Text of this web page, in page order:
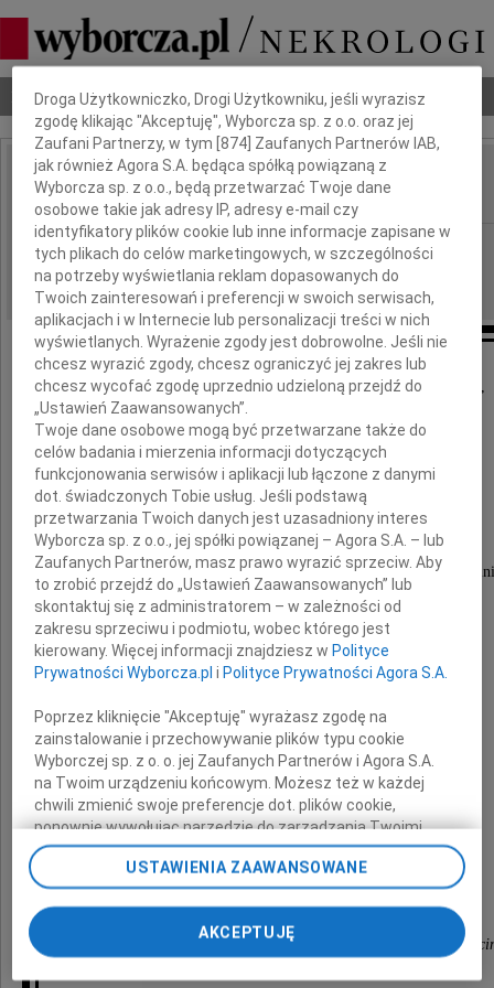
Nekrologi Odeszli Poradnik pogrzebowy
IMIĘ I NAZWISKO: Zbigniew Perec
REGION: Szczecin
DATA EMISJI: 03.10.2014
Z wielkim smutkiem przyjęliśmy wiadomość,
Zbigniew Perec
były Wojewódzki Lekarz Weterynarii w
Rodzinie i Bliskim
wyrazy szczerego współczucia
składają
Zachodniopomorski Wojewódzki Lekarz
Weterynarii w Szczecinie
Wojewódzkiego Inspektoratu Weterynarii w
Dbamy o Twoją prywatność
Droga Użytkowniczko, Drogi Użytkowniku, jeśli wyrazisz
zgodę klikając "Akceptuję", Wyborcza sp. z o.o. oraz jej
Zaufani Partnerzy, w tym [874 ] Zaufanych Partnerów IAB,
jak również Agora S.A. będąca spółką powiązaną z
Wyborcza sp. z o.o., będą przetwarzać Twoje dane
osobowe takie jak adresy IP, adresy e-mail czy
identyfikatory plików cookie lub inne informacje zapisane w
tych plikach do celów marketingowych, w szczególności
na potrzeby wyświetlania reklam dopasowanych do
Twoich zainteresowań i preferencji w swoich serwisach,
aplikacjach i w Internecie lub personalizacji treści w nich
wyświetlanych. Wyrażenie zgody jest dobrowolne. Jeśli nie
chcesz wyrazić zgody, chcesz ograniczyć jej zakres lub
chcesz wycofać zgodę uprzednio udzieloną przejdź do
„Ustawień Zaawansowanych”.
Twoje dane osobowe mogą być przetwarzane także do
celów badania i mierzenia informacji dotyczących
funkcjonowania serwisów i aplikacji lub łączone z danymi
dot. świadczonych Tobie usług. Jeśli podstawą
przetwarzania Twoich danych jest uzasadniony interes
Wyborcza sp. z o.o., jej spółki powiązanej – Agora S.A. – lub
Zaufanych Partnerów, masz prawo wyrazić sprzeciw. Aby
to zrobić przejdź do „Ustawień Zaawansowanych” lub
skontaktuj się z administratorem – w zależności od
zakresu sprzeciwu i podmiotu, wobec którego jest
kierowany. Więcej informacji znajdziesz w Polityce
Prywatności Wyborcza.pl i Polityce Prywatności Agora S.A.
Poprzez kliknięcie "Akceptuję" wyrażasz zgodę na
zainstalowanie i przechowywanie plików typu cookie
Wyborczej sp. z o. o. jej Zaufanych Partnerów i Agora S.A.
na Twoim urządzeniu końcowym. Możesz też w każdej
chwili zmienić swoje preferencje dot. plików cookie,
ponownie wywołując narzędzie do zarządzania Twoimi
preferencjami dot. przetwarzania danych poprzez
odnośnik „Ustawienia prywatności” w stopce serwisu i
przechodząc do sekcji „Ustawienia zaawansowane”.
Zmiana ustawień plików cookie możliwa jest także za
pomocą ustawień przeglądarki.
My, nasi Zaufani Partnerzy i Agora S.A. możemy
USTAWIENIA ZAAWANSOWANE
AKCEPTUJĘ